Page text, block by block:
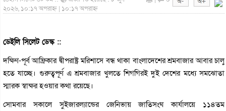
২০২৬, ১০:১৭ অপরাহ্ন | ১০:১৭ অপরাহ্ন
ডেইলি সিলেট ডেস্ক ::
দক্ষিণ-পূর্ব আফ্রিকার দ্বীপরাষ্ট্র মরিশাসে বন্ধ থাকা বাংলাদেশের শ্রমবাজার আবার চালু
হতে যাচ্ছে। গুরুত্বপূর্ণ এ শ্রমবাজার খুলতে শিগগিরই দুই দেশের মধ্যে সমঝোতা
স্মারক স্বাক্ষর হওয়ার কথা রয়েছে।
সোমবার সকালে সুইজারল্যান্ডের জেনিভায় জাতিসংঘ কার্যালয়ে ১১৪তম